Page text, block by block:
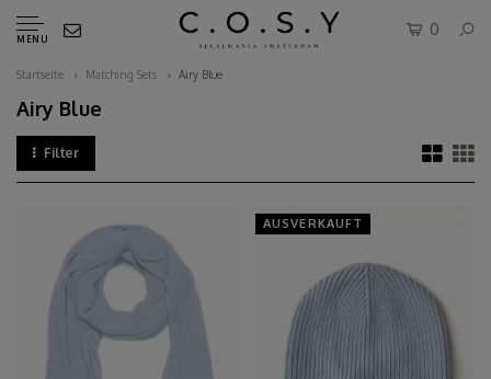
MENU
0
Startseite Matching Sets Airy Blue
Airy Blue
Filter
AUSVERKAUFT